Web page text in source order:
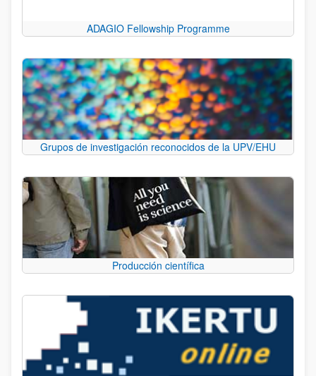
ADAGIO Fellowship Programme
Grupos de investigación reconocidos de la UPV/EHU
Producción científica